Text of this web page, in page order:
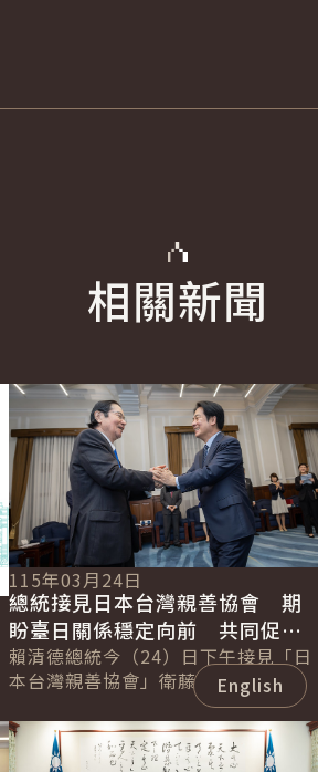
相關新聞
詳細內容
115年03月24日
總統接見日本台灣親善協會 期
盼臺日關係穩定向前 共同促進
區域經濟繁榮發展
賴清德總統今（24）日下午接見「日
本台灣親善協會」衛藤征士郎會長乙
行，感謝協會長期支持臺灣，促進臺
日在各領域的交流合作。並表示，臺
日除在半導...
詳細內容
English